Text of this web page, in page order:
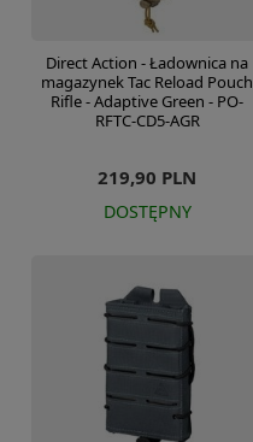
Direct Action - Ładownica na
magazynek Tac Reload Pouch
Rifle - Adaptive Green - PO-
RFTC-CD5-AGR
219,90 PLN
DOSTĘPNY